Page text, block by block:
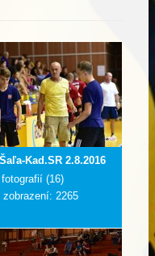
Kad.SR 2.8.2016
(16)
zobrazení: 2265